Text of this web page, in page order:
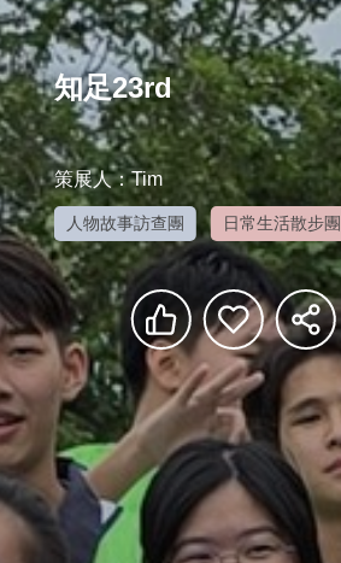
知足23rd
策展人：Tim
人物故事訪查團 日常生活散步團